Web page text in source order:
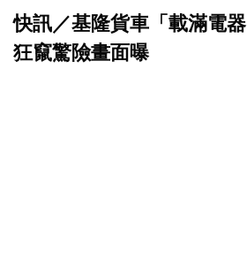
快訊／基隆貨車「載滿電
狂竄驚險畫面曝